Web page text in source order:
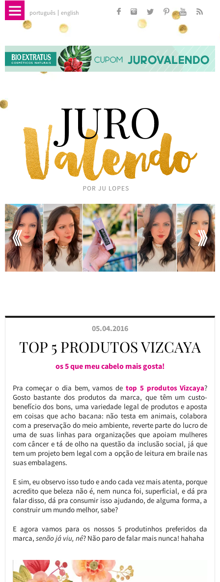
português english
05.04.2016
TOP 5 PRODUTOS VIZCAYA
os 5 que meu cabelo mais gosta!
Pra começar o dia bem, vamos detop 5 produtos Vizcaya?
Gosto bastante dos produtos da marca, que têm um custo-
benefício dos bons, uma variedade legal de produtos e aposta
em coisas que acho bacana: não testa em animais, colabora
com a preservação do meio ambiente, reverte parte do lucro de
uma de suas linhas para organizações que apoiam mulheres
com câncer e tá de olho na questão da inclusão social, já que
tem um projeto bem legal com a opção de leitura em braile nas
suas embalagens.
E sim, eu observo isso tudo e ando cada vez mais atenta, porque
acredito que beleza não é, nem nunca foi, superficial, e dá pra
falar disso, dá pra consumir isso ajudando, de alguma forma, a
construir um mundo melhor, sabe?
E agora vamos para os nossos 5 produtinhos preferidos da
marca, senão já viu, né? Não paro de falar mais nunca! hahaha